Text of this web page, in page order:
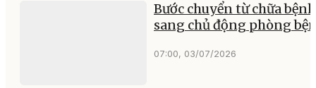
Bước chuyển từ chữa bệnh
sang chủ động phòng
07:00, 03/07/2026